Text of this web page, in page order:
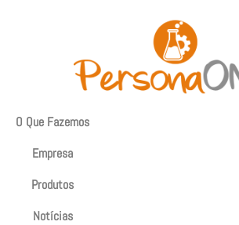
O Que Fazemos
Empresa
Produtos
Notícias